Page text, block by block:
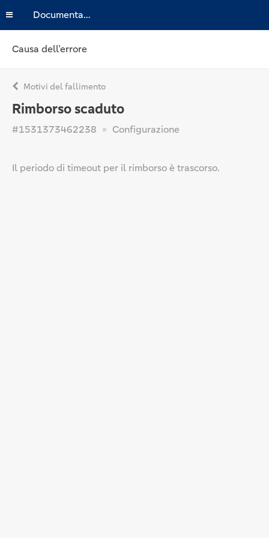
Documentazione
Causa dell’errore
Motivi del fallimento
Rimborso scaduto
#1531373462238 Configurazione
Il periodo di timeout per il rimborso è trascorso.